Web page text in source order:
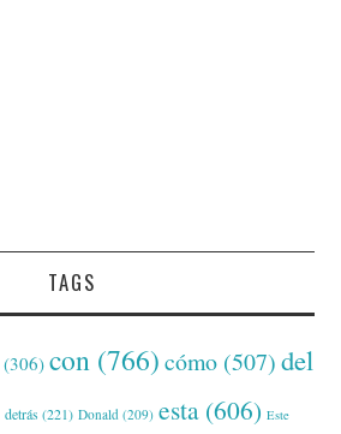
TAGS
(306) con (766) cómo (507) del
detrás (221) Donald (209) esta (606) Este